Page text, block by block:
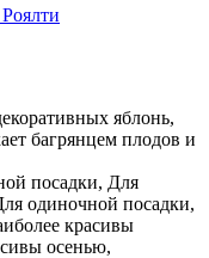
яблонь,
багрянцем плодов и
посадки, Для
одиночной посадки,
красивы
осенью,